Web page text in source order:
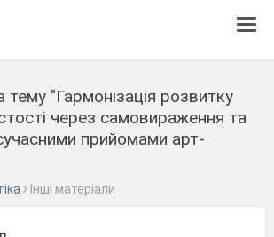
тему "Гармонізація розвитку
через самовираження та
прийомами арт-
Інші матеріали